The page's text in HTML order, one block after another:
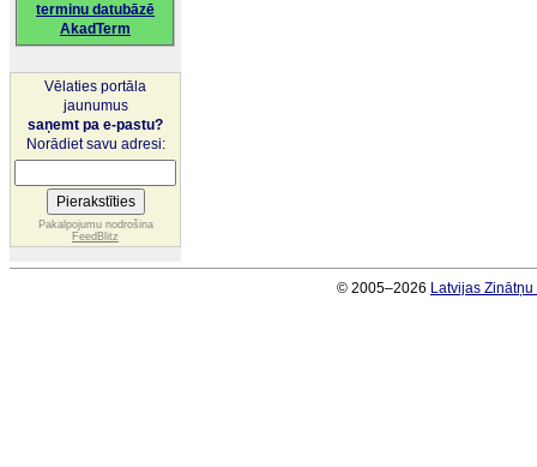
terminu datubāzē
AkadTerm
Vēlaties portāla
jaunumus
saņemt pa e-pastu?
Norādiet savu adresi:
Pakalpojumu nodrošina
FeedBlitz
© 2005–2026 Latvijas